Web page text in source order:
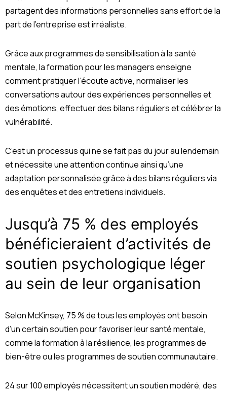
partagent des informations personnelles sans effort de la
part de l’entreprise est irréaliste.
Grâce aux programmes de sensibilisation à la santé
mentale, la formation pour les managers enseigne
comment pratiquer l’écoute active, normaliser les
conversations autour des expériences personnelles et
des émotions, effectuer des bilans réguliers et célébrer la
vulnérabilité.
C’est un processus qui ne se fait pas du jour au lendemain
et nécessite une attention continue ainsi qu’une
adaptation personnalisée grâce à des bilans réguliers via
des enquêtes et des entretiens individuels.
Jusqu’à 75 % des employés
bénéficieraient d’activités de
soutien psychologique léger
au sein de leur organisation
Selon McKinsey, 75 % de tous les employés ont besoin
d’un certain soutien pour favoriser leur santé mentale,
comme la formation à la résilience, les programmes de
bien-être ou les programmes de soutien communautaire.
24 sur 100 employés nécessitent un soutien modéré, des